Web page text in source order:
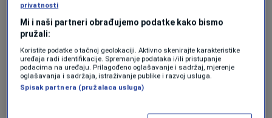
Publiku očekuje vrhunski koncertni program, a
ovo je događaj koji će sigurno okupiti publiku iz
cijelog regiona.
Ljetna noć, otvorena scena i glas koji traje
privatnosti
Mi i naši partneri obrađujemo podatke kako bismo
pružali:
Koristite podatke o tačnoj geolokaciji. Aktivno skenirajte karakteristike
uređaja radi identifikacije. Spremanje podataka i/ili pristupanje
podacima na uređaju. Prilagođeno oglašavanje i sadržaj, mjerenje
oglašavanja i sadržaja, istraživanje publike i razvoj usluga.
Spisak partnera (pružalaca usluga)